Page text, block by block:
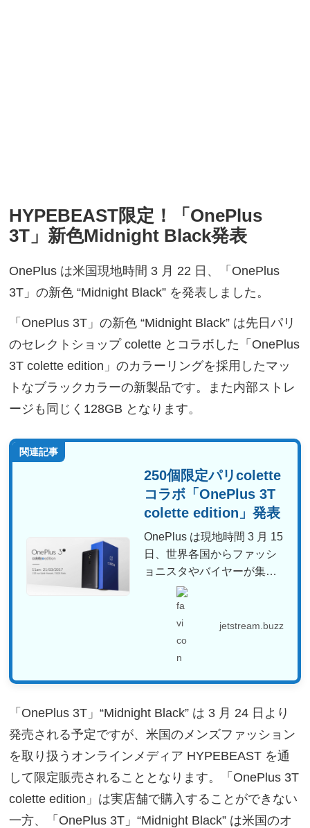
HYPEBEAST限定！「OnePlus
3T」新色Midnight Black発表
OnePlus は米国現地時間 3 月 22 日、「OnePlus
3T」の新色 “Midnight Black” を発表しました。
「OnePlus 3T」の新色 “Midnight Black” は先日パリ
のセレクトショップ colette とコラボした「OnePlus
3T colette edition」のカラーリングを採用したマッ
トなブラックカラーの新製品です。また内部ストレ
ージも同じく128GB となります。
関連記事
250個限定パリcolette
コラボ「OnePlus 3T
colette edition」発表
OnePlus は現地時間 3 月 15
日、世界各国からファッシ
ョニスタやバイヤーが集ま
るパリのセ...
jetstream.buzz
「OnePlus 3T」“Midnight Black” は 3 月 24 日より
発売される予定ですが、米国のメンズファッション
を取り扱うオンラインメディア HYPEBEAST を通
して限定販売されることとなります。「OnePlus 3T
colette edition」は実店舗で購入することができない
一方、「OnePlus 3T」“Midnight Black” は米国のオ